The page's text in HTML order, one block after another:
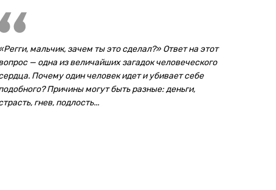
мальчик, зачем ты это сделал?» Ответ на этот
— одна из величайших загадок человеческого
Почему один человек идет и убивает себе
Причины могут быть разные: деньги,
гнев, подлость...